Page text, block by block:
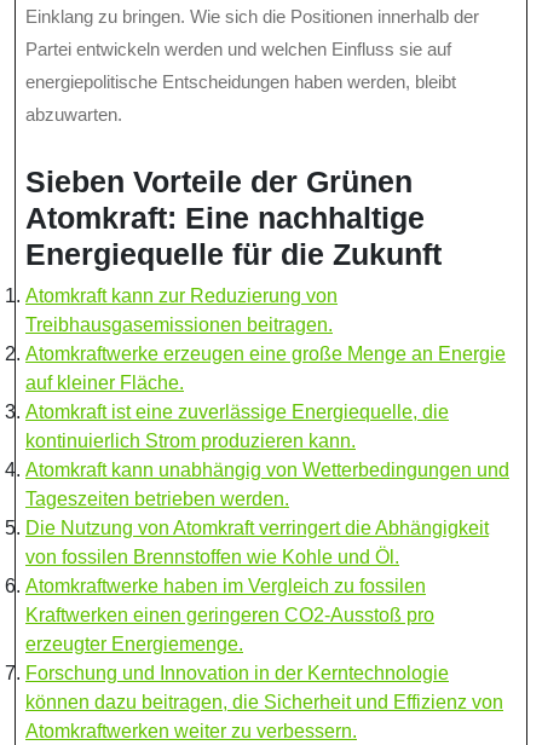
Einklang zu bringen. Wie sich die Positionen innerhalb der
Partei entwickeln werden und welchen Einfluss sie auf
energiepolitische Entscheidungen haben werden, bleibt
abzuwarten.
Sieben Vorteile der Grünen
Atomkraft: Eine nachhaltige
Energiequelle für die Zukunft
Atomkraft kann zur Reduzierung von
Treibhausgasemissionen beitragen.
Atomkraftwerke erzeugen eine große Menge an Energie
auf kleiner Fläche.
Atomkraft ist eine zuverlässige Energiequelle, die
kontinuierlich Strom produzieren kann.
Atomkraft kann unabhängig von Wetterbedingungen und
Tageszeiten betrieben werden.
Die Nutzung von Atomkraft verringert die Abhängigkeit
von fossilen Brennstoffen wie Kohle und Öl.
Atomkraftwerke haben im Vergleich zu fossilen
Kraftwerken einen geringeren CO2-Ausstoß pro
erzeugter Energiemenge.
Forschung und Innovation in der Kerntechnologie
können dazu beitragen, die Sicherheit und Effizienz von
Atomkraftwerken weiter zu verbessern.